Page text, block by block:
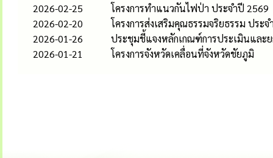
2026-02-25
โครงการทำแนวกันไฟป่า ประจำปี 2569
2026-02-20
โครงการส่งเสริมคุณธรรมจริยธรรม ประ
2026-01-26
ประชุมชี้แจงหลักเกณฑ์การประเมินและ
2026-01-21
โครงการจังหวัดเคลื่อนที่จังหวัดชัยภูมิ